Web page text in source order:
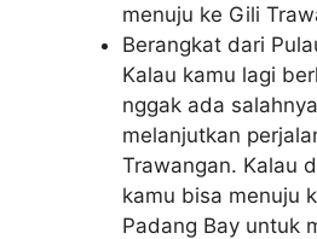
menuju ke Gili
Berangkat dari
Kalau kamu lagi
nggak ada
melanjutkan
Trawangan. Kalau
kamu bisa menuju
Padang Bay untuk